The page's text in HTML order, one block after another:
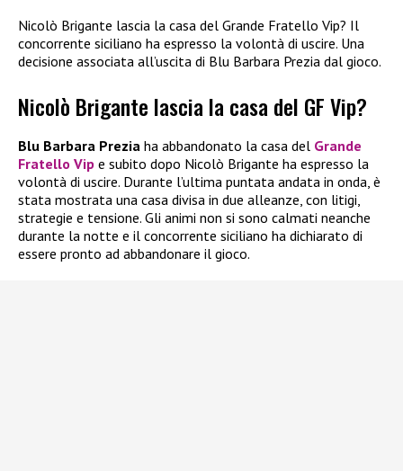
Nicolò Brigante lascia la casa del Grande Fratello Vip? Il
concorrente siciliano ha espresso la volontà di uscire. Una
decisione associata all’uscita di Blu Barbara Prezia dal gioco.
Nicolò Brigante lascia la casa del GF Vip?
Blu Barbara Prezia ha abbandonato la casa del Grande
Fratello Vip e subito dopo Nicolò Brigante ha espresso la
volontà di uscire. Durante l’ultima puntata andata in onda, è
stata mostrata una casa divisa in due alleanze, con litigi,
strategie e tensione. Gli animi non si sono calmati neanche
durante la notte e il concorrente siciliano ha dichiarato di
essere pronto ad abbandonare il gioco.